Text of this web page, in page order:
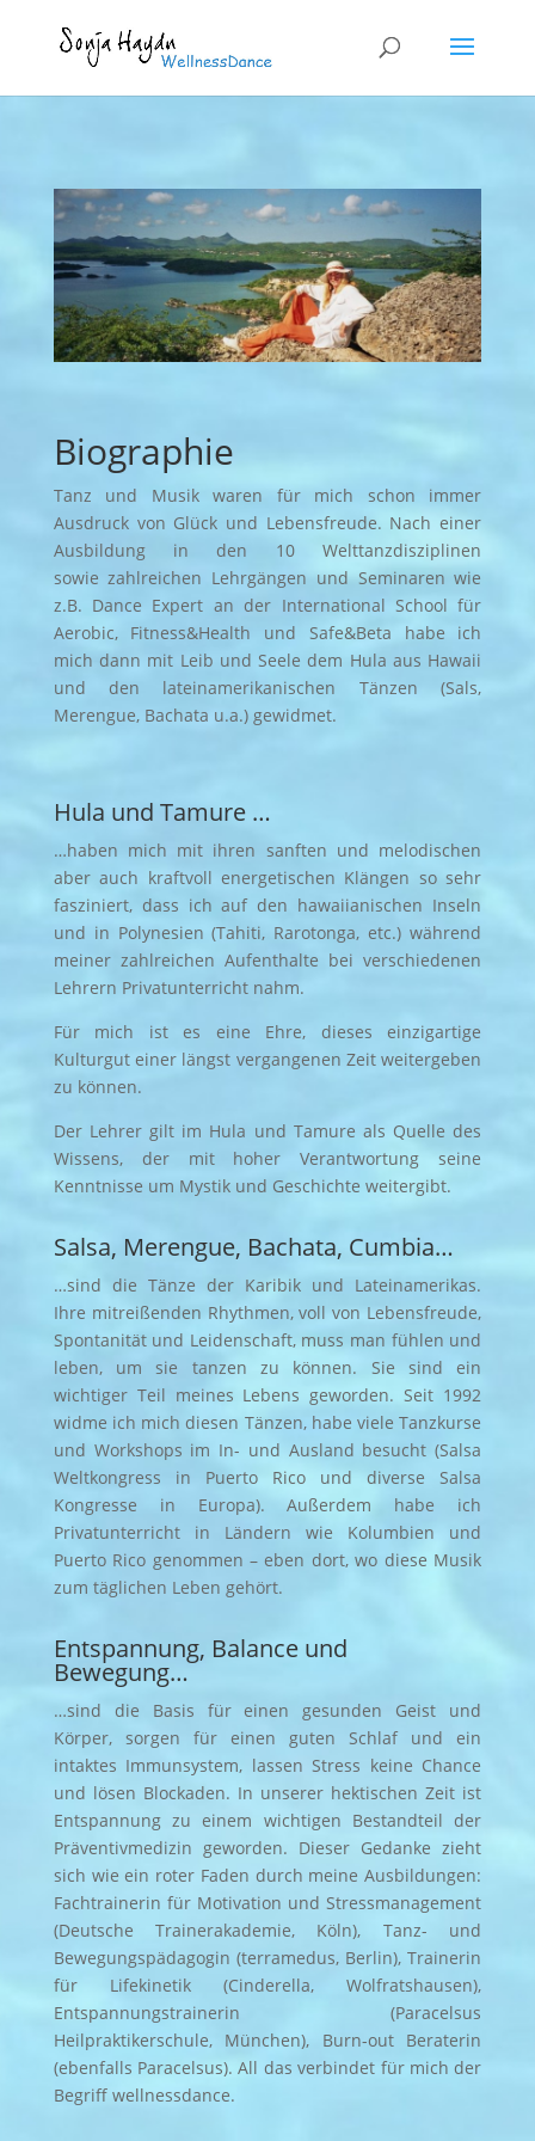
Biographie
Tanz und Musik waren für mich schon immer
Ausdruck von Glück und Lebensfreude. Nach einer
Ausbildung in den 10 Welttanzdisziplinen
sowie zahlreichen Lehrgängen und Seminaren wie
z.B. Dance Expert an der International School für
Aerobic, Fitness&Health und Safe&Beta habe ich
mich dann mit Leib und Seele dem Hula aus Hawaii
und den lateinamerikanischen Tänzen (Sals,
Merengue, Bachata u.a.) gewidmet.
Hula und Tamure …
…haben mich mit ihren sanften und melodischen
aber auch kraftvoll energetischen Klängen so sehr
fasziniert, dass ich auf den hawaiianischen Inseln
und in Polynesien (Tahiti, Rarotonga, etc.) während
meiner zahlreichen Aufenthalte bei verschiedenen
Lehrern Privatunterricht nahm.
Für mich ist es eine Ehre, dieses einzigartige
Kulturgut einer längst vergangenen Zeit weitergeben
zu können.
Der Lehrer gilt im Hula und Tamure als Quelle des
Wissens, der mit hoher Verantwortung seine
Kenntnisse um Mystik und Geschichte weitergibt.
Salsa, Merengue, Bachata, Cumbia…
…sind die Tänze der Karibik und Lateinamerikas.
Ihre mitreißenden Rhythmen, voll von Lebensfreude,
Spontanität und Leidenschaft, muss man fühlen und
leben, um sie tanzen zu können. Sie sind ein
wichtiger Teil meines Lebens geworden. Seit 1992
widme ich mich diesen Tänzen, habe viele Tanzkurse
und Workshops im In- und Ausland besucht (Salsa
Weltkongress in Puerto Rico und diverse Salsa
Kongresse in Europa). Außerdem habe ich
Privatunterricht in Ländern wie Kolumbien und
Puerto Rico genommen – eben dort, wo diese Musik
zum täglichen Leben gehört.
Entspannung, Balance und
Bewegung…
…sind die Basis für einen gesunden Geist und
Körper, sorgen für einen guten Schlaf und ein
intaktes Immunsystem, lassen Stress keine Chance
und lösen Blockaden. In unserer hektischen Zeit ist
Entspannung zu einem wichtigen Bestandteil der
Präventivmedizin geworden. Dieser Gedanke zieht
sich wie ein roter Faden durch meine Ausbildungen:
Fachtrainerin für Motivation und Stressmanagement
(Deutsche Trainerakademie, Köln), Tanz- und
Bewegungspädagogin (terramedus, Berlin), Trainerin
für Lifekinetik (Cinderella, Wolfratshausen),
Entspannungstrainerin (Paracelsus
Heilpraktikerschule, München), Burn-out Beraterin
(ebenfalls Paracelsus). All das verbindet für mich der
Begriff wellnessdance.